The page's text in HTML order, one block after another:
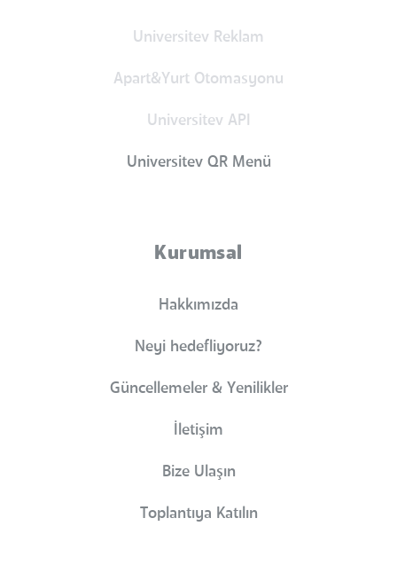
Universitev Reklam
Apart&Yurt Otomasyonu
Universitev API
Universitev QR Menü
Kurumsal
Hakkımızda
Neyi hedefliyoruz?
Güncellemeler & Yenilikler
İletişim
Bize Ulaşın
Toplantıya Katılın